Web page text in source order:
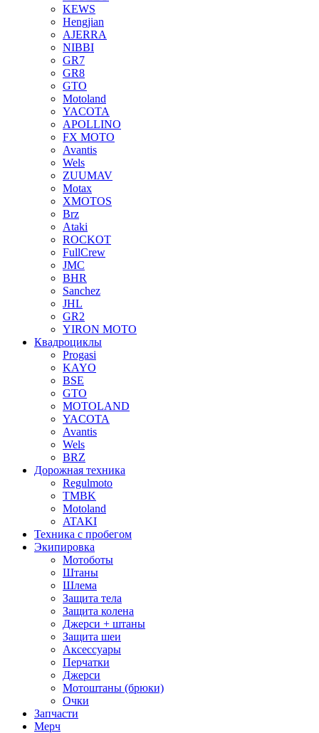
KEWS
Hengjian
AJERRA
NIBBI
GR7
GR8
GTO
Motoland
YACOTA
APOLLINO
FX MOTO
Avantis
Wels
ZUUMAV
Motax
XMOTOS
Brz
Ataki
ROCKOT
FullCrew
JMC
BHR
Sanchez
JHL
GR2
YIRON MOTO
Квадроциклы
Progasi
KAYO
BSE
GTO
MOTOLAND
YACOTA
Avantis
Wels
BRZ
Дорожная техника
Regulmoto
TMBK
Motoland
ATAKI
Техника с пробегом
Экипировка
Мотоботы
Штаны
Шлема
Защита тела
Защита колена
Джерси + штаны
Защита шеи
Аксессуары
Перчатки
Джерси
Мотоштаны (брюки)
Очки
Запчасти
Мерч